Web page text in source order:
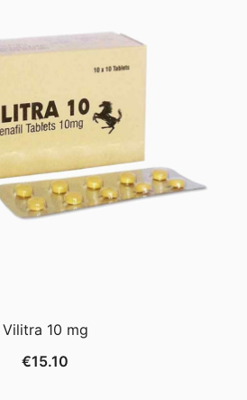
Vilitra 10 mg
€15.10